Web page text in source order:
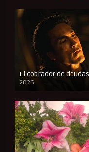
El cobrador de deudas
2026
FULL HD